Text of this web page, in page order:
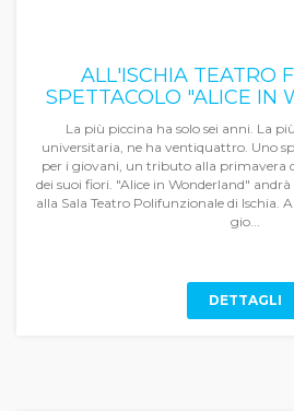
ALL'ISCHIA TEATRO
SPETTACOLO "ALICE IN
La più piccina ha solo sei anni. La
universitaria, ne ha ventiquattro. Uno
per i giovani, un tributo alla primavera
dei suoi fiori. "Alice in Wonderland" andrà
alla Sala Teatro Polifunzionale di Ischia.
gio...
DETTAGLI